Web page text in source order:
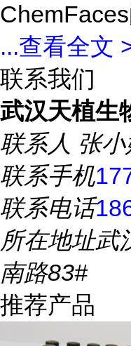
...查看全文
联系我们
武汉天植生
联系人 张
联系手机
联系电话
所在地址武
南路83#
推荐产品